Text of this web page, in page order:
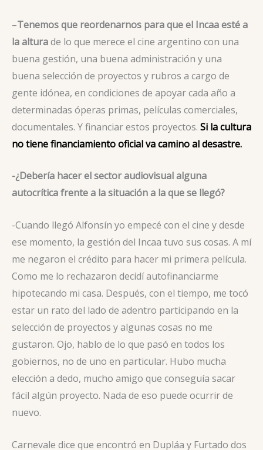
–Tenemos que reordenarnos para que el Incaa esté a
la alturade lo que merece el cine argentino con una
buena gestión, una buena administración y una
buena selección de proyectos y rubros a cargo de
gente idónea, en condiciones de apoyar cada año a
determinadas óperas primas, películas comerciales,
documentales. Y financiar estos proyectos. Si la cultura
no tiene financiamiento oficial va camino al desastre.
-¿Debería hacer el sector audiovisual alguna
autocrítica frente a la situación a la que se llegó?
-Cuando llegó Alfonsín yo empecé con el cine y desde
ese momento, la gestión del Incaa tuvo sus cosas. A mí
me negaron el crédito para hacer mi primera película.
Como me lo rechazaron decidí autofinanciarme
hipotecando mi casa. Después, con el tiempo, me tocó
estar un rato del lado de adentro participando en la
selección de proyectos y algunas cosas no me
gustaron. Ojo, hablo de lo que pasó en todos los
gobiernos, no de uno en particular. Hubo mucha
elección a dedo, mucho amigo que conseguía sacar
fácil algún proyecto. Nada de eso puede ocurrir de
nuevo.
Carnevale dice que encontró en Dupláa y Furtado dos